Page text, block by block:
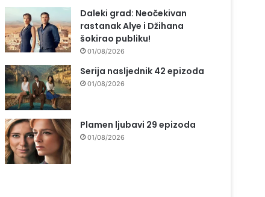
Daleki grad: Neočekivan
rastanak Alye i Džihana
šokirao publiku!
01/08/2026
Serija nasljednik 42 epizoda
01/08/2026
Plamen ljubavi 29 epizoda
01/08/2026